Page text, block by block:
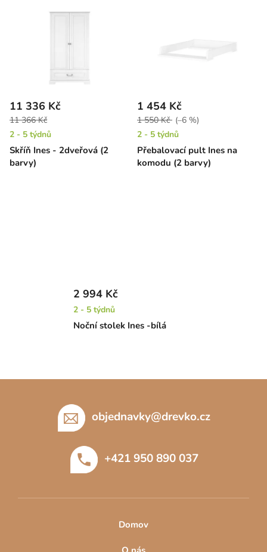
Skříň Ines - 2dveřová (2
barvy)
11 336 Kč
11 366 Kč
2 - 5 týdnů
Přebalovací pult Ines na
komodu (2 barvy)
1 454 Kč
1 550 Kč (–6 %)
2 - 5 týdnů
Noční stolek Ines -bílá
2 994 Kč
2 - 5 týdnů
objednavky@drevko.cz
+421 950 890 037
Domov